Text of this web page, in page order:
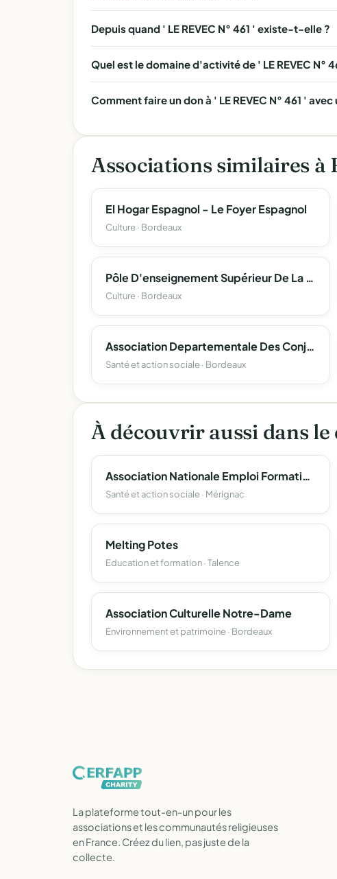
Depuis quand ' LE REVEC N° 461 ' existe-t-elle ?
Quel est le domaine d'activité de ' LE REVEC N°
Comment faire un don à ' LE REVEC N° 461 ' avec
Associations similaires à
El Hogar Espagnol - Le Foyer Espagnol
Culture · Bordeaux
Pôle D'enseignement Supérieur De La Musique Et De La Danse De Bordeaux Nouvelle-Aquitaine
Culture · Bordeaux
Association Departementale Des Conjoints Survivants Et Parents D'orphelins De La Gironde - Favec 33
Santé et action sociale · Bordeaux
À découvrir aussi dans
Association Nationale Emploi Formation Agriculture Gironde - Anefa Gironde
Santé et action sociale · Mérignac
Melting Potes
Education et formation · Talence
Association Culturelle Notre-Dame
Environnement et patrimoine · Bordeaux
La plateforme tout-en-un pour les
associations et les communautés religieuses
en France. Créez du lien, pas juste de la
collecte.